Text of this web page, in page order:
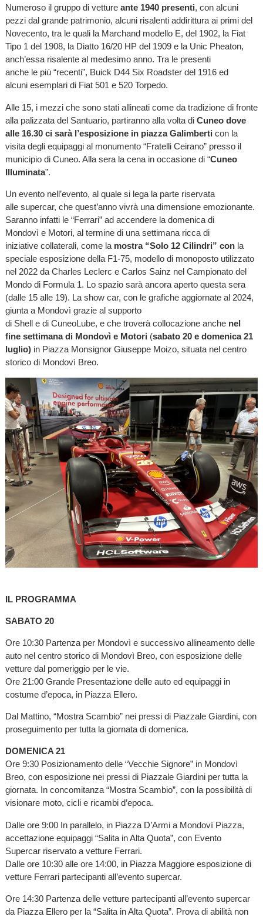
Numeroso il gruppo di vetture ante 1940 presenti, con alcuni
pezzi dal grande patrimonio, alcuni risalenti addirittura ai primi del
Novecento, tra le quali la Marchand modello E, del 1902, la Fiat
Tipo 1 del 1908, la Diatto 16/20 HP del 1909 e la Unic Pheaton,
anch’essa risalente al medesimo anno. Tra le presenti
anche le più “recenti”, Buick D44 Six Roadster del 1916 ed
alcuni esemplari di Fiat 501 e 520 Torpedo.
Alle 15, i mezzi che sono stati allineati come da tradizione di fronte
alla palizzata del Santuario, partiranno alla volta di Cuneo dove
alle 16.30 ci sarà l’esposizione in piazza Galimberti con la
visita degli equipaggi al monumento “Fratelli Ceirano” presso il
municipio di Cuneo. Alla sera la cena in occasione di “Cuneo
Illuminata”.
Un evento nell’evento, al quale si lega la parte riservata
alle supercar, che quest’anno vivrà una dimensione emozionante.
Saranno infatti le “Ferrari” ad accendere la domenica di
Mondovì e Motori, al termine di una settimana ricca di
iniziative collaterali, come la mostra “Solo 12 Cilindri” con la
speciale esposizione della F1-75, modello di monoposto utilizzato
nel 2022 da Charles Leclerc e Carlos Sainz nel Campionato del
Mondo di Formula 1. Lo spazio sarà ancora aperto questa sera
(dalle 15 alle 19). La show car, con le grafiche aggiornate al 2024,
giunta a Mondovì grazie al supporto
di Shell e di CuneoLube, e che troverà collocazione anchenel
fine settimana di Mondovì e Motori (sabato 20 e domenica 21
luglio)in Piazza Monsignor Giuseppe Moizo, situata nel centro
storico di Mondovì Breo.
IL PROGRAMMA
SABATO 20
Ore 10:30 Partenza per Mondovì e successivo allineamento delle
auto nel centro storico di Mondovì Breo, con esposizione delle
vetture dal pomeriggio per le vie.
Ore 21:00 Grande Presentazione delle auto ed equipaggi in
costume d’epoca, in Piazza Ellero.
Dal Mattino, “Mostra Scambio” nei pressi di Piazzale Giardini, con
proseguimento per tutta la giornata di domenica.
DOMENICA 21
Ore 9:30 Posizionamento delle “Vecchie Signore” in Mondovì
Breo, con esposizione nei pressi di Piazzale Giardini per tutta la
giornata. In concomitanza “Mostra Scambio”, con la possibilità di
visionare moto, cicli e ricambi d’epoca.
Dalle ore 9:00 In parallelo, in Piazza D’Armi a Mondovì Piazza,
accettazione equipaggi “Salita in Alta Quota”, con Evento
Supercar riservato a vetture Ferrari.
Dalle ore 10:30 alle ore 14:00, in Piazza Maggiore esposizione di
vetture Ferrari partecipanti all’evento supercar.
Ore 14:30 Partenza delle vetture partecipanti all’evento supercar
da Piazza Ellero per la “Salita in Alta Quota”. Prova di abilità non